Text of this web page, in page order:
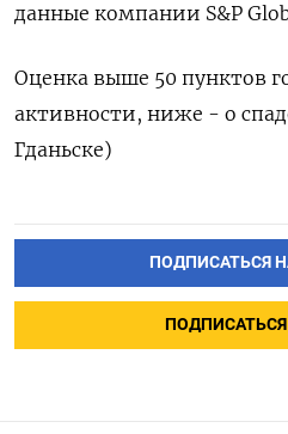
данные компании S&P
Оценка выше 50 пунктов
активности, ниже - о
Гданьске)
ПОДПИСАТЬСЯ
ПОДПИСАТЬСЯ